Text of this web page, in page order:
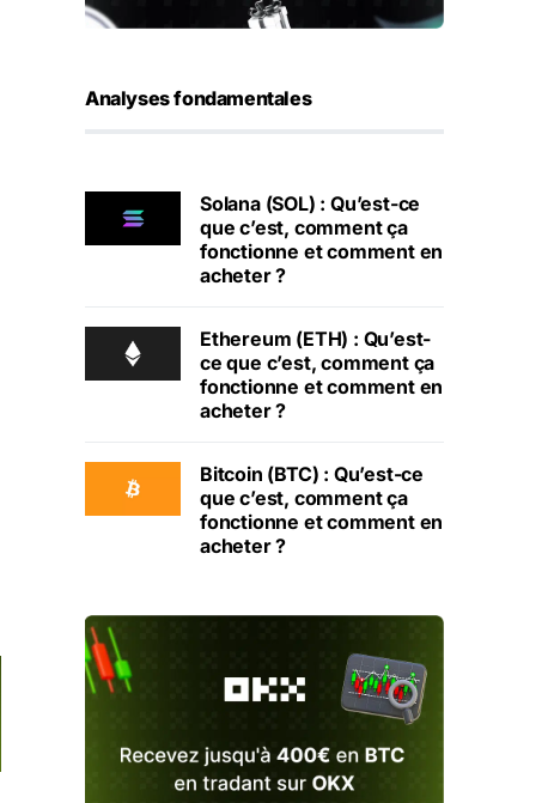
Analyses fondamentales
Solana (SOL) : Qu’est-ce
que c’est, comment ça
fonctionne et comment en
acheter ?
Ethereum (ETH) : Qu’est-
ce que c’est, comment ça
fonctionne et comment en
acheter ?
Bitcoin (BTC) : Qu’est-ce
que c’est, comment ça
fonctionne et comment en
acheter ?